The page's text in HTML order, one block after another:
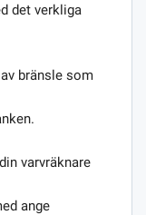
det verkliga
bränsle som
varvräknare
ange